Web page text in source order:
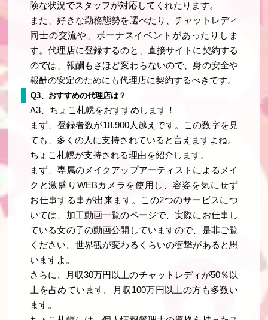
険な状況でスタッフが対応してくれたります。
また、好きな勤務態勢を選べたり、チャットレディ
同士の交流や、ボーナスイベントがあったりしま
す。代理店に登録するのと、直接サイトに契約する
のでは、報酬もさほど変わらないので、身の安全や
報酬の安定のためにも代理店に契約するべきです。
Q3、おすすめの代理店は？
A3、ちょこ札幌をおすすめします！
まず、登録者数が18,900人越えです。この数字を見
ても、多くの人に支持されていると言えますよね。
ちょこ札幌が支持される理由を紹介します。
まず、専属のメイクアップアーティストによるメイ
クと激盛りWEBカメラを使用し、容姿を気にせず
お仕事する事が出来ます。この2つのサービスにつ
いては、 加工動画一覧のページで、実際にお仕事し
ている女の子の動画公開していますので、是非ご覧
ください。世界観が変わるくらいの衝撃があると思
いますよ。
さらに、月収30万円以上のチャットレディが50％以
上を占めています。月収100万円以上の方も多数い
ます。